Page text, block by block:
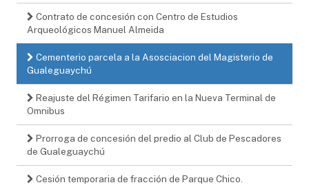
Contrato de concesión con Centro de Estudios
Arqueológicos Manuel Almeida
Cementerio parcela a la Asosciacion del Magisterio de
Gualeguaychú
Reajuste del Régimen Tarifario en la Nueva Terminal de
Omnibus
Prorroga de concesión del predio al Club de Pescadores
de Gualeguaychú
Cesión temporaria de fracción de Parque Chico.